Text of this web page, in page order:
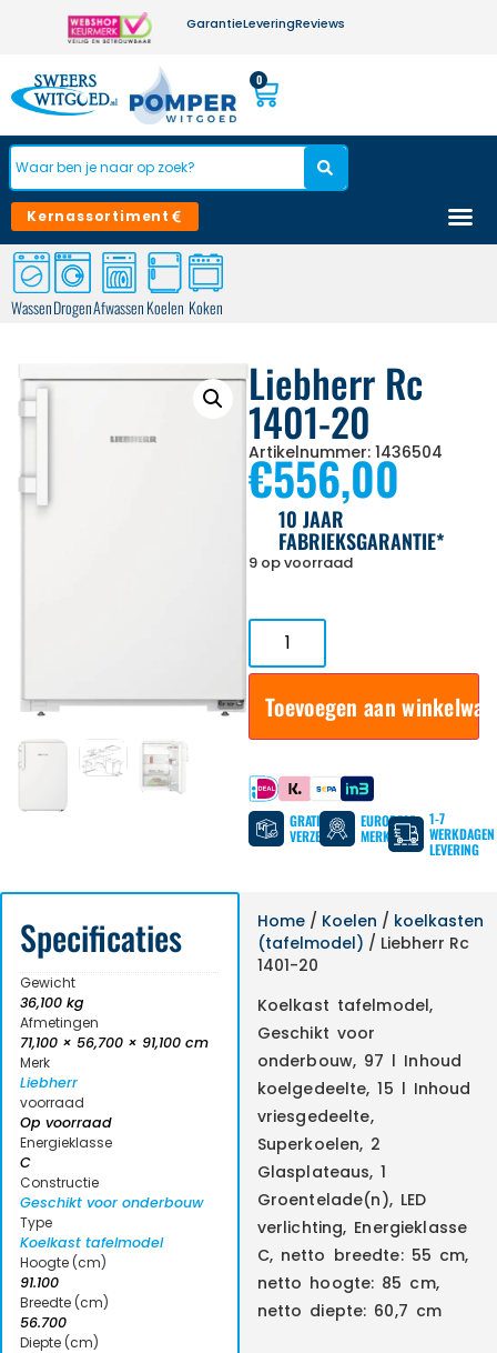
GarantieLeveringReviews
0
Kernassortiment
WassenDrogenAfwassenKoelen Koken
Liebherr Rc
1401-20
Artikelnummer: 1436504
€556,00
10 JAAR
FABRIEKSGARANTIE*
9 op voorraad
Toevoegen aan
Betaal met
GRATIS
VERZENDING
EUROPESE
MERKEN
1-7
WERKDAGEN
LEVERING
Specificaties
Gewicht
36,100 kg
Afmetingen
71,100 × 56,700 × 91,100 cm
Merk
Liebherr
voorraad
Op voorraad
Energieklasse
C
Constructie
Geschikt voor onderbouw
Type
Koelkast tafelmodel
Hoogte (cm)
91.100
Breedte (cm)
56.700
Diepte (cm)
Home/ Koelen / koelkasten
(tafelmodel) / Liebherr Rc
1401-20
Koelkast tafelmodel,
Geschikt voor
onderbouw, 97 l Inhoud
koelgedeelte, 15 l Inhoud
vriesgedeelte,
Superkoelen, 2
Glasplateaus, 1
Groentelade(n), LED
verlichting, Energieklasse
C, netto breedte: 55 cm,
netto hoogte: 85 cm,
netto diepte: 60,7 cm